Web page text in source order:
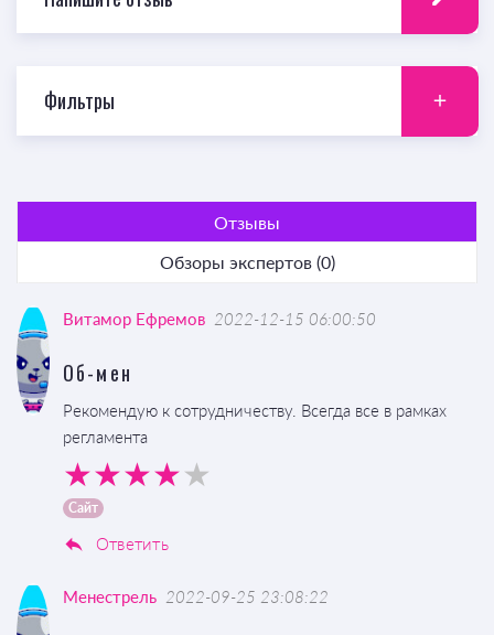
Фильтры
Отзывы
Обзоры экспертов (0)
Витамор Ефремов 2022-12-15 06:00:50
Об-мен
Рекомендую к сотрудничеству. Всегда все в рамках
регламента
Сайт
Ответить
Менестрель 2022-09-25 23:08:22